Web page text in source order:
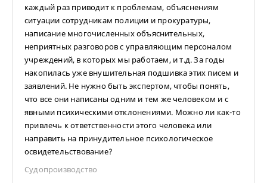
каждый раз приводит к проблемам, объяснениям
ситуации сотрудникам полиции и прокуратуры,
написание многочисленных объяснительных,
неприятных разговоров с управляющим персоналом
учреждений, в которых мы работаем, и т.д. За годы
накопилась уже внушительная подшивка этих писем и
заявлений. Не нужно быть экспертом, чтобы понять,
что все они написаны одним и тем же человеком и с
явными психическими отклонениями. Можно ли как-то
привлечь к ответственности этого человека или
направить на принудительное психологическое
освидетельствование?
Судопроизводство